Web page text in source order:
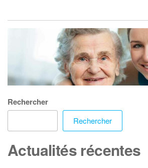
Rechercher
Rechercher
Actualités récentes